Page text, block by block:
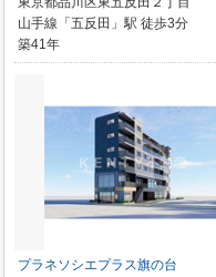
山手線「五反田」駅 徒歩3分
築41年
プラネソシエプラス旗の台